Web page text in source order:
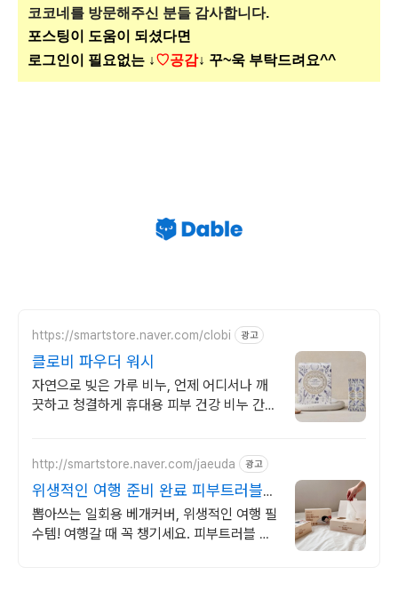
코코네를 방문해주신 분들 감사합니다.
포스팅이 도움이 되셨다면
로그인이 필요없는 ↓♡공감↓ 꾸~욱 부탁드려요^^
https://smartstore.naver.com/clobi 광고
클로비 파우더 워시
자연으로 빚은 가루 비누, 언제 어디서나 깨
끗하고 청결하게 휴대용 피부 건강 비누 간편
http://smartstore.naver.com/jaeuda 광고
위생적인 여행 준비 완료 피부트러블에
좋은 베개커버
뽑아쓰는 일회용 베개커버, 위생적인 여행 필
수템! 여행갈 때 꼭 챙기세요. 피부트러블 때